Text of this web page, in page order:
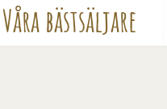
Våra bästsäljare